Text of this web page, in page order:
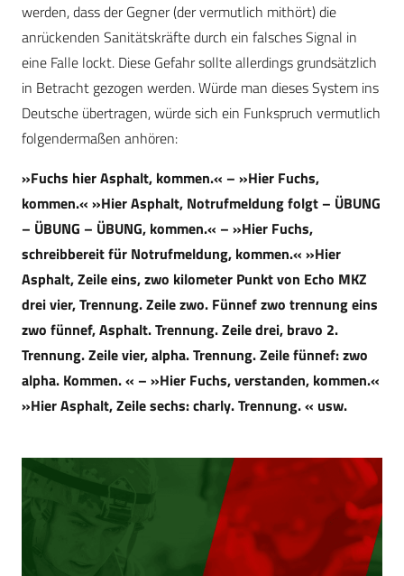
werden, dass der Gegner (der vermutlich mithört) die
anrückenden Sanitätskräfte durch ein falsches Signal in
eine Falle lockt. Diese Gefahr sollte allerdings grundsätzlich
in Betracht gezogen werden. Würde man dieses System ins
Deutsche übertragen, würde sich ein Funkspruch vermutlich
folgendermaßen anhören:
»Fuchs hier Asphalt, kommen.« – »Hier Fuchs,
kommen.« »Hier Asphalt, Notrufmeldung folgt – ÜBUNG
– ÜBUNG – ÜBUNG, kommen.« – »Hier Fuchs,
schreibbereit für Notrufmeldung, kommen.« »Hier
Asphalt, Zeile eins, zwo kilometer Punkt von Echo MKZ
drei vier, Trennung. Zeile zwo. Fünnef zwo trennung eins
zwo fünnef, Asphalt. Trennung. Zeile drei, bravo 2.
Trennung. Zeile vier, alpha. Trennung. Zeile fünnef: zwo
alpha. Kommen. « – »Hier Fuchs, verstanden, kommen.«
»Hier Asphalt, Zeile sechs: charly. Trennung. « usw.